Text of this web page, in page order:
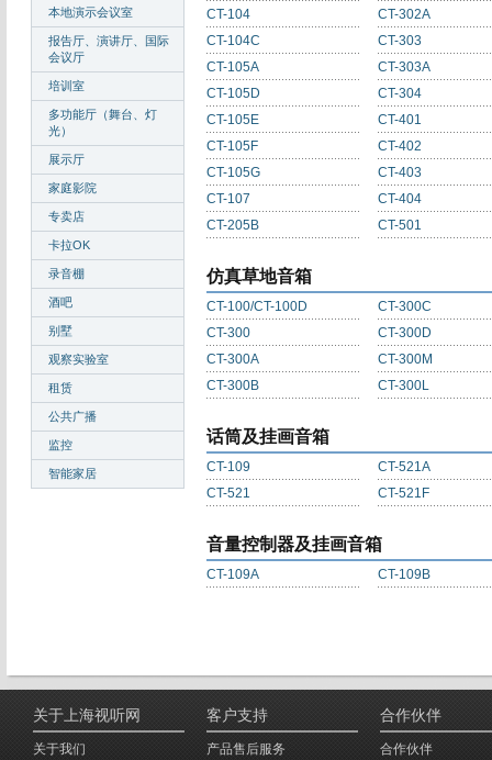
CT-104
CT-104C
CT-105A
CT-105D
CT-105E
CT-105F
CT-105G
CT-107
CT-205B
CT-302A
CT-303
CT-303A
CT-304
CT-401
CT-402
CT-403
CT-404
CT-501
仿真草地音箱
CT-100/CT-100D
CT-300
CT-300A
CT-300B
CT-300C
CT-300D
CT-300M
CT-300L
话筒及挂画音箱
CT-109
CT-521
CT-521A
CT-521F
音量控制器及挂画音箱
CT-109A CT-109B
本地演示会议室
报告厅、演讲厅、国际
会议厅
培训室
多功能厅（舞台、灯
光）
展示厅
家庭影院
专卖店
卡拉OK
录音棚
酒吧
别墅
观察实验室
租赁
公共广播
监控
智能家居
关于上海视听网
关于我们
客户支持
产品售后服务
合作伙伴
合作伙伴